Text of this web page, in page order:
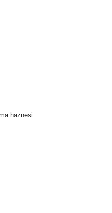
haznesi